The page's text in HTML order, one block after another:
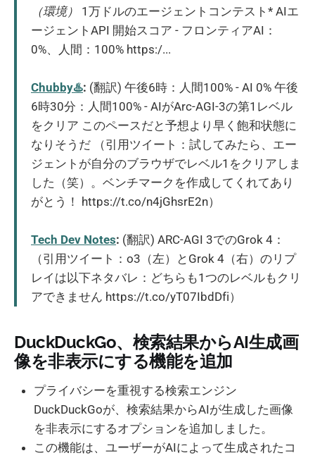
（環境）
1万ドルのエージェントコンテスト* AIエ
ージェントAPI 開始スコア - フロンティアAI：
0%、人間：100% https:/...
Chubby♨️: (翻訳) 午後6時：人間100% - AI 0% 午後
6時30分：人間100% - AIがArc-AGI-3の第1レベル
をクリア このペースだと予想より早く飽和状態に
なりそうだ （引用ツイート：試してみたら、エー
ジェントが自分のブラウザでレベル1をクリアしま
した（笑）。ベンチマークを作成してくれてあり
がとう！ https://t.co/n4jGhsrE2n）
Tech Dev Notes: (翻訳) ARC-AGI 3でのGrok 4：
（引用ツイート：o3（左）とGrok 4（右）のリプ
レイは以下ネタバレ：どちらも1つのレベルもクリ
アできません https://t.co/yT07IbdDfi）
DuckDuckGo、検索結果からAI生成画
像を非表示にする機能を追加
プライバシーを重視する検索エンジン
DuckDuckGoが、検索結果からAIが生成した画像
を非表示にするオプションを追加しました。
この機能は、ユーザーがAIによって生成されたコ